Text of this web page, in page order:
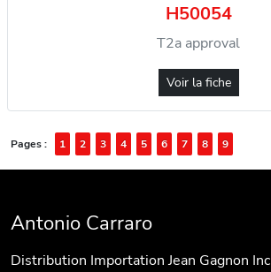
H50054
T2a approval
Voir la fiche
Pages : 1 2 3 4 5 6 7 8 9
Antonio Carraro
Distribution Importation Jean Gagnon Inc